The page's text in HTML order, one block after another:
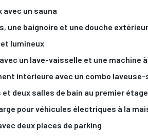
un sauna
une baignoire et une douche
lumineux
un lave-vaisselle et une machine
intérieure avec un combo
deux salles de bain au premier étage
pour véhicules électriques à la
deux places de parking